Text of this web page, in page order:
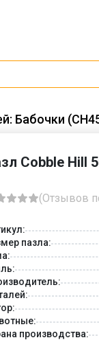
Бабочки
Cobble Hill
(Отзывов
пазла:
производства: